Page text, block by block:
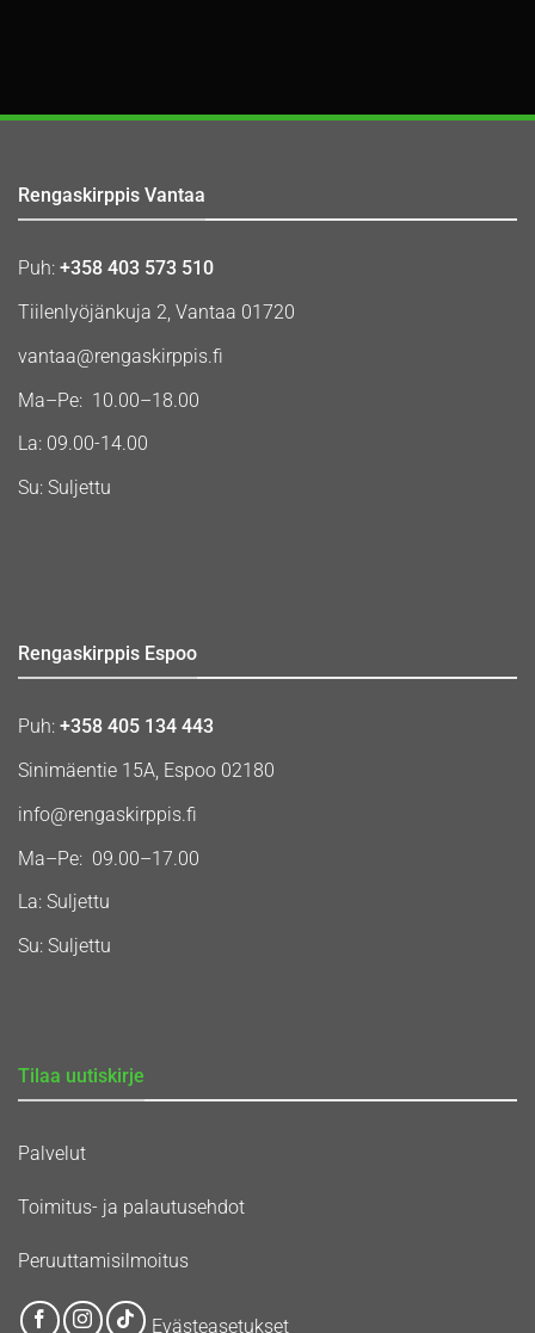
Rengaskirppis Vantaa
Puh: +358 403 573 510
Tiilenlyöjänkuja 2, Vantaa 01720
vantaa@rengaskirppis.fi
Ma–Pe: 10.00–18.00
La: 09.00-14.00
Su: Suljettu
Rengaskirppis Espoo
Puh: +358 405 134 443
Sinimäentie 15A, Espoo 02180
info@rengaskirppis.fi
Ma–Pe: 09.00–17.00
La: Suljettu
Su: Suljettu
Tilaa uutiskirje
Palvelut
Toimitus- ja palautusehdot
Peruuttamisilmoitus
Evästeasetukset